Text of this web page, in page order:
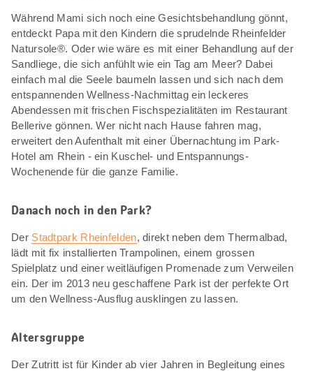
Während Mami sich noch eine Gesichtsbehandlung gönnt,
entdeckt Papa mit den Kindern die sprudelnde Rheinfelder
Natursole®. Oder wie wäre es mit einer Behandlung auf der
Sandliege, die sich anfühlt wie ein Tag am Meer? Dabei
einfach mal die Seele baumeln lassen und sich nach dem
entspannenden Wellness-Nachmittag ein leckeres
Abendessen mit frischen Fischspezialitäten im Restaurant
Bellerive gönnen. Wer nicht nach Hause fahren mag,
erweitert den Aufenthalt mit einer Übernachtung im Park-
Hotel am Rhein - ein Kuschel- und Entspannungs-
Wochenende für die ganze Familie.
Danach noch in den Park?
Der Stadtpark Rheinfelden, direkt neben dem Thermalbad,
lädt mit fix installierten Trampolinen, einem grossen
Spielplatz und einer weitläufigen Promenade zum Verweilen
ein. Der im 2013 neu geschaffene Park ist der perfekte Ort
um den Wellness-Ausflug ausklingen zu lassen.
Altersgruppe
Der Zutritt ist für Kinder ab vier Jahren in Begleitung eines